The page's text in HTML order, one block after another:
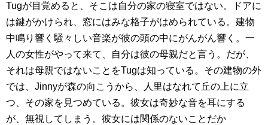
Tugが目覚めると、そこは自分の家の寝室ではない。ドアに
は鍵がかけられ、窓にはみな格子がはめられている。建物
中鳴り響く騒々しい音楽が彼の頭の中にがんがん響く。一
人の女性がやって来て、自分は彼の母親だと言う。だが、
それは母親ではないことをTugは知っている。その建物の外
では、Jinnyが森の向こうから、人里はなれて丘の上に立
つ、その家を見つめている。彼女は奇妙な音を耳にする
が、無視してしまう。彼女には関係のないことだか